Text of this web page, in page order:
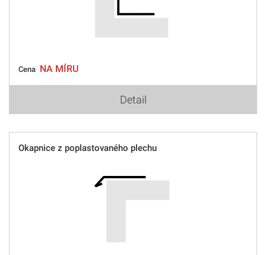
Cena NA MÍRU
Detail
Okapnice z poplastovaného plechu